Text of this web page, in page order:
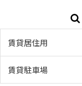
賃貸居住用
賃貸駐車場